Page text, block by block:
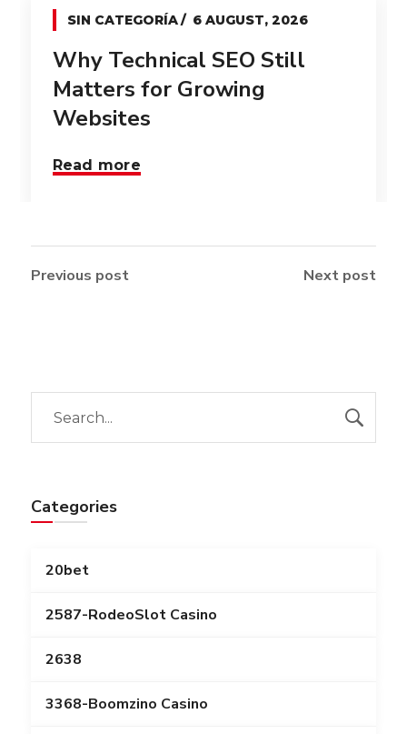
SIN CATEGORÍA 6 AUGUST, 2026
Why Technical SEO Still
Matters for Growing
Websites
Read more
Previous post Next post
Categories
20bet
2587-RodeoSlot Casino
2638
3368-Boomzino Casino